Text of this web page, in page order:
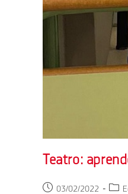
Teatro:
Publicación
03/02/2022